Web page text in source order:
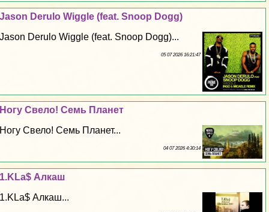
Jason Derulo Wiggle (feat. Snoop Dogg)
Jason Derulo Wiggle (feat. Snoop Dogg)...
05 07 2026 16:21:47
Ногу Свело! Семь Планет
Ногу Свело! Семь Планет...
04 07 2026 4:30:14
1.KLa$ Алкаш
1.KLa$ Алкаш...